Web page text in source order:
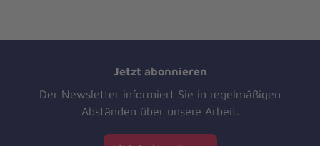
Jetzt abonnieren
Der Newsletter informiert Sie in regelmäßigen
Abständen über unsere Arbeit.